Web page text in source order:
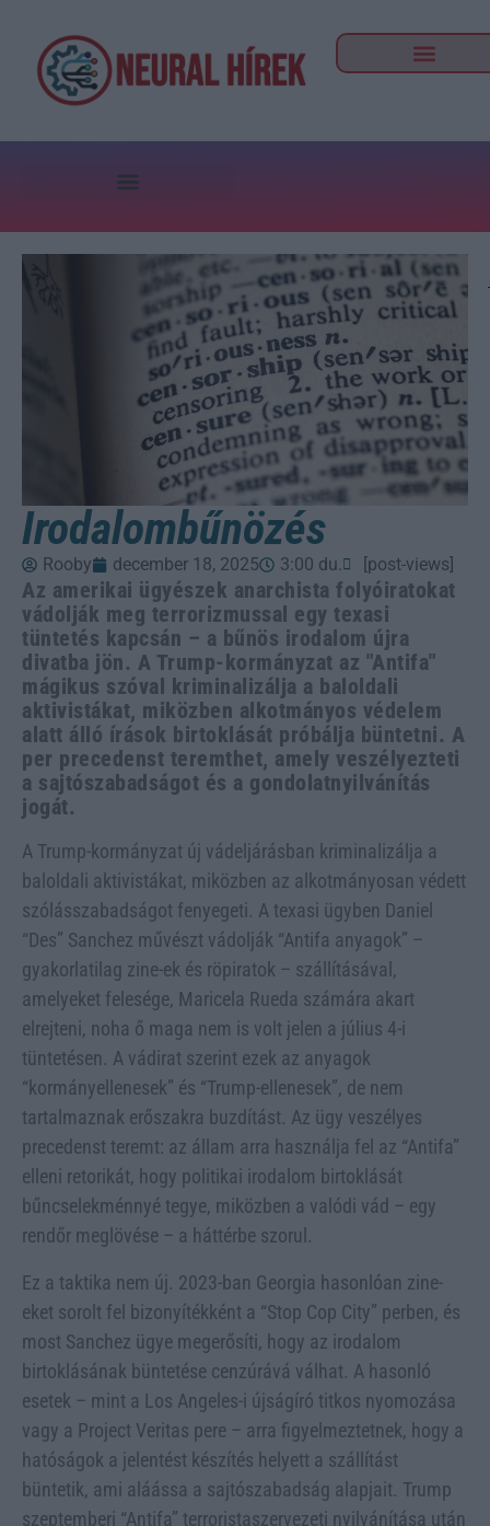
Irodalombűnözés
Rooby december 18, 2025 3:00 du. [post-views]
Az amerikai ügyészek anarchista folyóiratokat
vádolják meg terrorizmussal egy texasi
tüntetés kapcsán – a bűnös irodalom újra
divatba jön. A Trump-kormányzat az "Antifa"
mágikus szóval kriminalizálja a baloldali
aktivistákat, miközben alkotmányos védelem
alatt álló írások birtoklását próbálja büntetni. A
per precedenst teremthet, amely veszélyezteti
a sajtószabadságot és a gondolatnyilvánítás
jogát.
A Trump-kormányzat új vádeljárásban kriminalizálja a
baloldali aktivistákat, miközben az alkotmányosan védett
szólásszabadságot fenyegeti. A texasi ügyben Daniel
“Des” Sanchez művészt vádolják “Antifa anyagok” –
gyakorlatilag zine-ek és röpiratok – szállításával,
amelyeket felesége, Maricela Rueda számára akart
elrejteni, noha ő maga nem is volt jelen a július 4-i
tüntetésen. A vádirat szerint ezek az anyagok
“kormányellenesek” és “Trump-ellenesek”, de nem
tartalmaznak erőszakra buzdítást. Az ügy veszélyes
precedenst teremt: az állam arra használja fel az “Antifa”
elleni retorikát, hogy politikai irodalom birtoklását
bűncselekménnyé tegye, miközben a valódi vád – egy
rendőr meglövése – a háttérbe szorul.
Ez a taktika nem új. 2023-ban Georgia hasonlóan zine-
eket sorolt fel bizonyítékként a “Stop Cop City” perben, és
most Sanchez ügye megerősíti, hogy az irodalom
birtoklásának büntetése cenzúrává válhat. A hasonló
esetek – mint a Los Angeles-i újságíró titkos nyomozása
vagy a Project Veritas pere – arra figyelmeztetnek, hogy a
hatóságok a jelentést készítés helyett a szállítást
büntetik, ami aláássa a sajtószabadság alapjait. Trump
szeptemberi “Antifa” terroristaszervezeti nyilvánítása után